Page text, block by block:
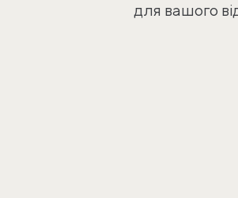
для вашого